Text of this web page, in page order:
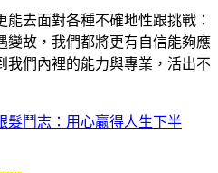
去面對各種不確地性跟挑戰：
變故，我們都將更有自信能夠應
我們內裡的能力與專業，活出不
髮鬥志：用心贏得人生下半